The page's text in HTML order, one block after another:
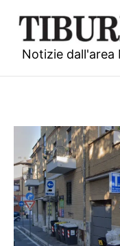
contenuto
Notizie dall'area